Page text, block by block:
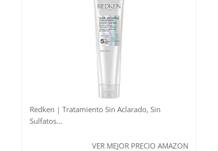
Redken | Tratamiento Sin Aclarado, Sin
Sulfatos...
VER MEJOR PRECIO AMAZON